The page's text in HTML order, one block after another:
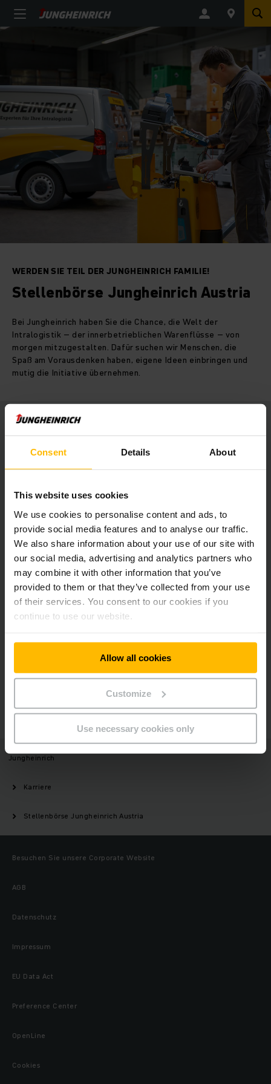
Consent Details About
This website uses cookies
We use cookies to personalise content and ads, to
provide social media features and to analyse our traffic.
We also share information about your use of our site with
our social media, advertising and analytics partners who
may combine it with other information that you’ve
provided to them or that they’ve collected from your use
of their services. You consent to our cookies if you
continue to use our website.
Allow all cookies
Customize
Use necessary cookies only
WERDEN SIE TEIL DER JUNGHEINRICH FAMILIE!
Stellenbörse Jungheinrich Austria
Bei Jungheinrich haben Sie die Chance, die Welt der
Intralogistik – der innerbetrieblichen Warenflüsse – von
morgen mitzugestalten. Dafür suchen wir Menschen, die
Spaß am Vorausdenken haben, eigene Ideen einbringen und
mutig die Initiative übernehmen.
Newsletter
JETZT
Social Media
Haben Sie Fragen?
Jungheinrich
Karriere
Stellenbörse Jungheinrich Austria
Besuchen Sie unsere Corporate Website
AGB
Datenschutz
Impressum
EU Data Act
Preference Center
OpenLine
Cookies